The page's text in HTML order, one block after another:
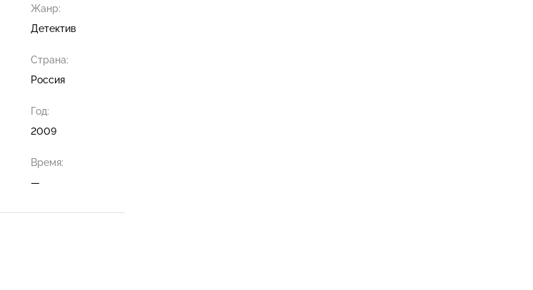
Жанр:
Детектив
Страна:
Россия
Год:
2009
Время:
—